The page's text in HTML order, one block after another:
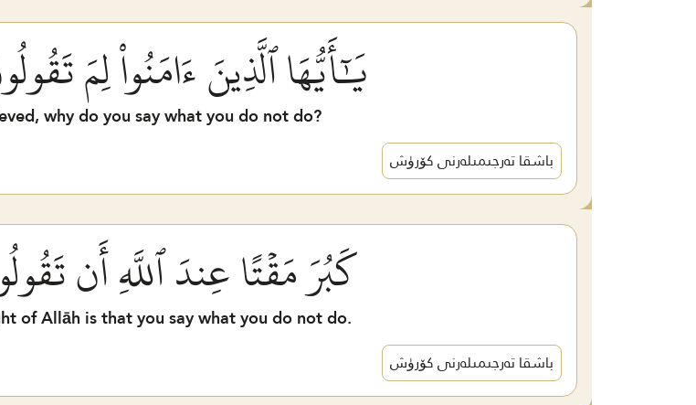
يَٰٓأَيُّهَا ٱلَّذِينَ ءَامَنُواْ لِمَ
why do you say what you do not do?
باشقا تەرجىمىلەرنى كۆرۈش
كَبُرَ مَقۡتًا عِندَ ٱللَّهِ أَن
of Allāh is that you say what you do not do.
باشقا تەرجىمىلەرنى كۆرۈش